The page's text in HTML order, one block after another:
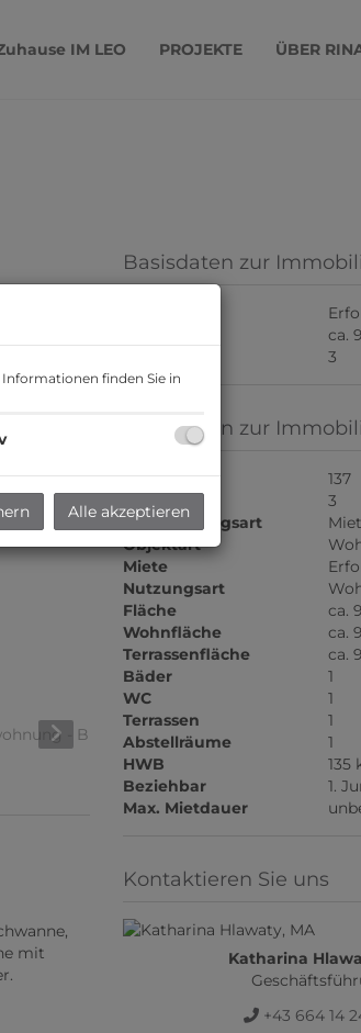
IM LEO PROJEKTE ÜBER
mit
Basisdaten zur
ca.
3
Basisdaten zur
Objektnr.
137
Zimmer
3
Vermarktungsart
Objektart
Miete
Nutzungsart
Fläche
ca.
Wohnfläche ca.
Terrassenfläche ca.
Bäder
1
WC
1
Terrassen
1
Abstellräume
1
HWB
135
Beziehbar
1.
Max. Mietdauer
Kontaktieren Sie uns
Katharina
+43 664 14
finden Sie in
Alle akzeptieren